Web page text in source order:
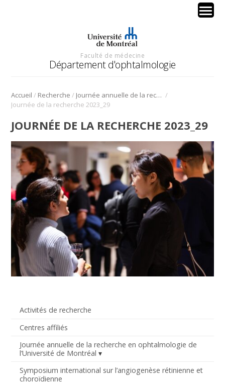
Faculté de médecine
Département d'ophtalmologie
Accueil / Recherche / Journée annuelle de la recherche en ophtalmologie de l’Université de Montréal /
Journée de la recherche 2023_29
Activités de recherche
Centres affiliés
Journée annuelle de la recherche en ophtalmologie de
l’Université de Montréal
Symposium international sur l’angiogenèse rétinienne et
choroïdienne
JOURNÉE DE LA RECHERCHE 2023_29